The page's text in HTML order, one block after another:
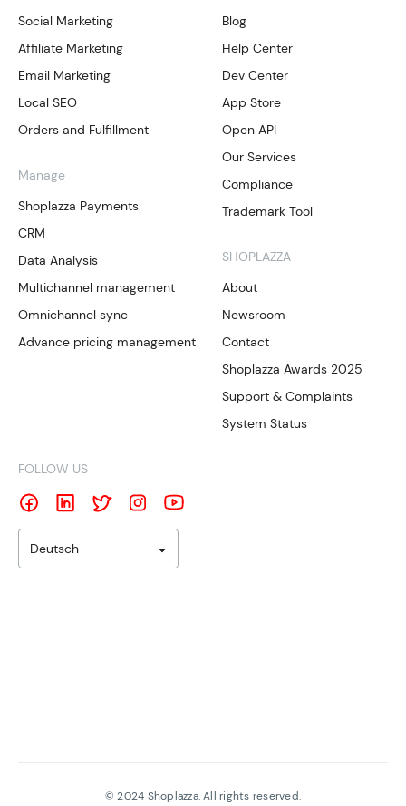
Social Marketing
Affiliate Marketing
Email Marketing
Local SEO
Orders and Fulfillment
Manage
Shoplazza Payments
CRM
Data Analysis
Multichannel management
Omnichannel sync
Advance pricing management
Blog
Help Center
Dev Center
App Store
Open API
Our Services
Compliance
Trademark Tool
SHOPLAZZA
About
Newsroom
Contact
Shoplazza Awards 2025
Support & Complaints
System Status
FOLLOW US
Deutsch
©2024 Shoplazza. All rights reserved.